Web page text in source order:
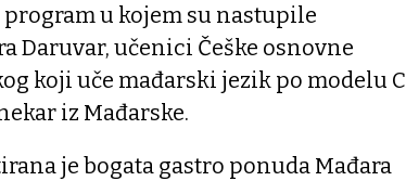
u kojem su nastupile
Daruvar, učenici Češke osnovne
koji uče mađarski jezik po modelu C
iz Mađarske.
je bogata gastro ponuda Mađara